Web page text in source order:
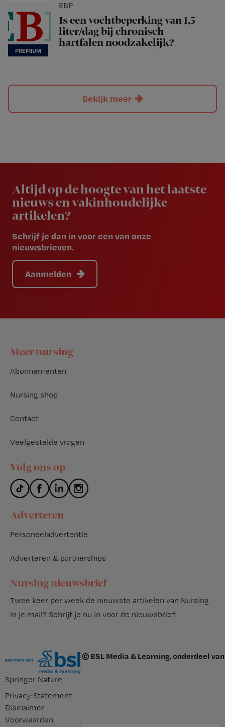
EBP
Is een vochtbeperking van 1,5
liter/dag bij chronisch
hartfalen noodzakelijk?
Bekijk meer
Altijd op de hoogte van het laatste
nieuws en vakinhoudelijke
artikelen?
Schrijf je dan in voor een van onze
nieuwsbrieven.
Aanmelden
Footer
Meer nursing
Abonnementen
Nursing shop
Contact
Veelgestelde vragen
Volg ons op
Adverteren
Personeeladvertentie
Adverteren & partnerships
Nursing nieuwsbrief
Twee keer per week de nieuwste artikelen van Nursing
in je mail? Schrijf je nu in voor de nieuwsbrief!
© BSL Media & Learning, onderdeel van
Springer Nature
Privacy Statement
Disclaimer
Voorwaarden